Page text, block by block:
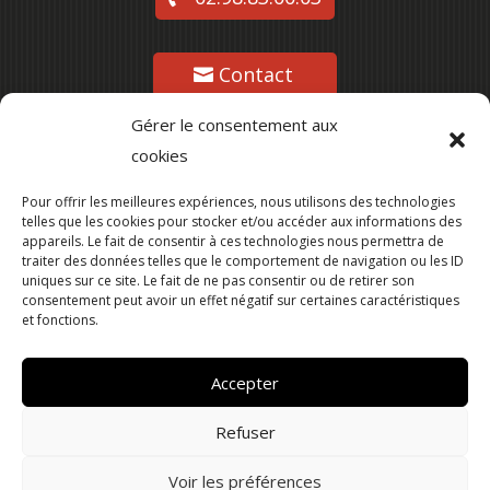
Gérer le consentement aux
cookies
Pour offrir les meilleures expériences, nous utilisons des technologies
telles que les cookies pour stocker et/ou accéder aux informations des
appareils. Le fait de consentir à ces technologies nous permettra de
traiter des données telles que le comportement de navigation ou les ID
uniques sur ce site. Le fait de ne pas consentir ou de retirer son
consentement peut avoir un effet négatif sur certaines caractéristiques
et fonctions.
Accepter
Refuser
Voir les préférences
Contact
Suivez-nous